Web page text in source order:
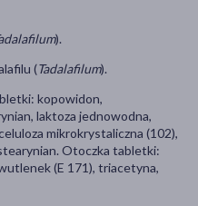
).
(Tadalafilum).
kopowidon,
laktoza jednowodna,
mikrokrystaliczna (102),
Otoczka tabletki:
(E 171), triacetyna,